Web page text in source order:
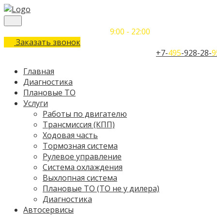
9:00 - 22:00
Заказать звонок
+7-495-928-28-
Главная
Диагностика
Плановые ТО
Услуги
Работы по двигателю
Трансмиссия (КПП)
Ходовая часть
Тормозная система
Рулевое управление
Система охлаждения
Выхлопная система
Плановые ТО (ТО не у дилера)
Диагностика
Автосервисы